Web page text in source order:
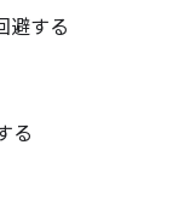
避する
る